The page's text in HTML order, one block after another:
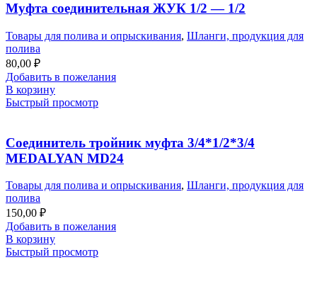
Муфта соединительная ЖУК 1/2 — 1/2
Товары для полива и опрыскивания, Шланги, продукция для
полива
80,00 ₽
Добавить в пожелания
В корзину
Быстрый просмотр
Соединитель тройник муфта 3/4*1/2*3/4
MEDALYAN MD24
Товары для полива и опрыскивания, Шланги, продукция для
полива
150,00 ₽
Добавить в пожелания
В корзину
Быстрый просмотр